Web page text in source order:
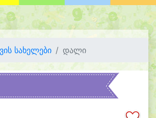
სახელები დალი